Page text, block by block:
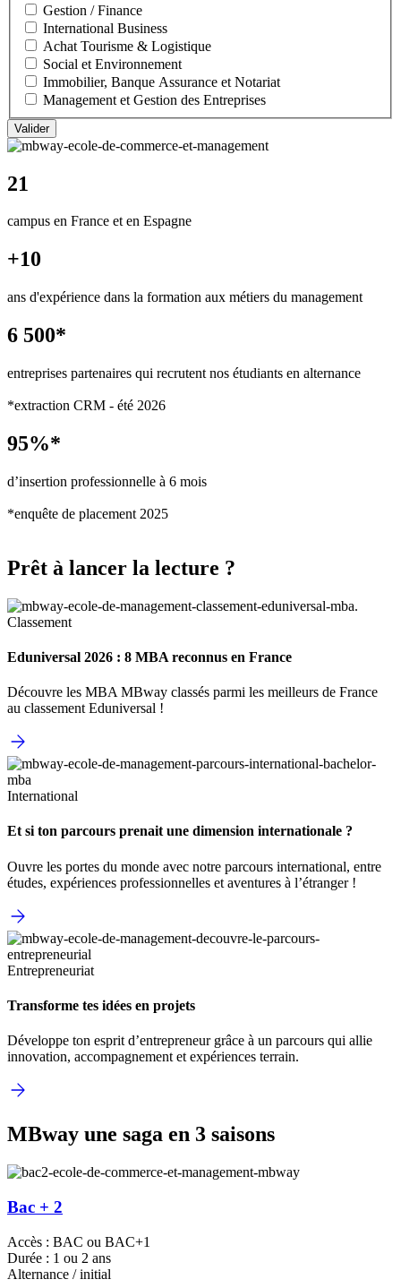
Gestion / Finance
International Business
Achat Tourisme & Logistique
Social et Environnement
Immobilier, Banque Assurance et Notariat
Management et Gestion des Entreprises
21
campus en France et en Espagne
+10
ans d'expérience dans la formation aux métiers du management
6 500*
entreprises partenaires qui recrutent nos étudiants en alternance
*extraction CRM - été 2026
95%*
d’insertion professionnelle à 6 mois
*enquête de placement 2025
Prêt à lancer la lecture ?
Classement
Eduniversal 2026 : 8 MBA reconnus en France
Découvre les MBA MBway classés parmi les meilleurs de France
au classement Eduniversal !
International
Et si ton parcours prenait une dimension internationale ?
Ouvre les portes du monde avec notre parcours international, entre
études, expériences professionnelles et aventures à l’étranger !
Entrepreneuriat
Transforme tes idées en projets
Développe ton esprit d’entrepreneur grâce à un parcours qui allie
innovation, accompagnement et expériences terrain.
MBway une saga en 3 saisons
Bac + 2
Accès : BAC ou BAC+1
Durée : 1 ou 2 ans
Alternance / initial